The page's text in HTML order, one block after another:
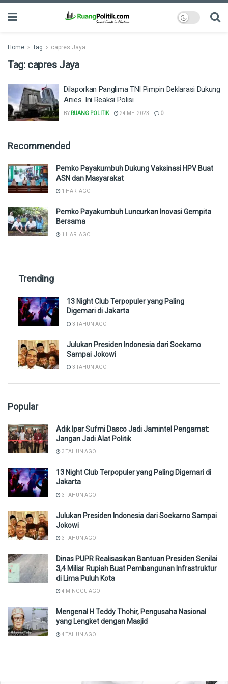
Home Tag capres Jaya
Tag: capres Jaya
Dilaporkan Panglima TNI Pimpin Deklarasi Dukung
Anies. Ini Reaksi Polisi
BY RUANG POLITIK 24 MEI 2023 0
Recommended
Pemko Payakumbuh Dukung Vaksinasi HPV Buat
ASN dan Masyarakat
1 HARI AGO
Pemko Payakumbuh Luncurkan Inovasi Gempita
Bersama
1 HARI AGO
Trending
13 Night Club Terpopuler yang Paling
Digemari di Jakarta
3 TAHUN AGO
Julukan Presiden Indonesia dari Soekarno
Sampai Jokowi
3 TAHUN AGO
Popular
Adik Ipar Sufmi Dasco Jadi Jamintel Pengamat:
Jangan Jadi Alat Politik
3 TAHUN AGO
13 Night Club Terpopuler yang Paling Digemari di
Jakarta
3 TAHUN AGO
Julukan Presiden Indonesia dari Soekarno Sampai
Jokowi
3 TAHUN AGO
Dinas PUPR Realisasikan Bantuan Presiden Senilai
3,4 Miliar Rupiah Buat Pembangunan Infrastruktur
di Lima Puluh Kota
4 MINGGU AGO
Mengenal H Teddy Thohir, Pengusaha Nasional
yang Lengket dengan Masjid
4 TAHUN AGO